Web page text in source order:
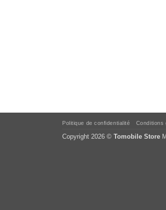
Politique de confidentialité Conditions
Copyright 2026 © Tomobile Store